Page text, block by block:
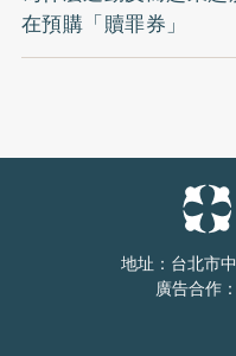
在預購「贖罪券」
地址：台北市
廣告合作：